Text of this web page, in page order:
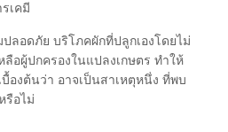
เคมี
ลอดภัย บริโภคผักที่ปลูกเองโดยไม่
ลือผู้ปกครองในแปลงเกษตร ทำให้
องต้นว่า อาจเป็นสาเหตุหนึ่ง ที่พบ
รือไม่